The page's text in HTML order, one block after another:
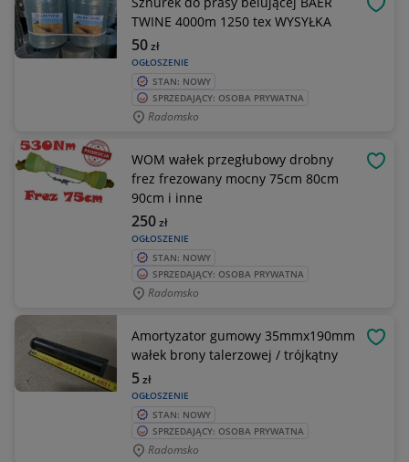
TWINE 4000m 1250 tex WYSYŁKA
OGŁOSZENIE
50zł
STAN: NOWY
SPRZEDAJĄCY: OSOBA PRYWATNA
Radomsko
WOM wałek przegłubowy drobny
frez frezowany mocny 75cm 80cm
90cm i inne
OGŁOSZENIE
250zł
STAN: NOWY
SPRZEDAJĄCY: OSOBA PRYWATNA
Radomsko
Amortyzator gumowy 35mmx190mm
wałek brony talerzowej / trójkątny
OGŁOSZENIE
5zł
STAN: NOWY
SPRZEDAJĄCY: OSOBA PRYWATNA
Radomsko